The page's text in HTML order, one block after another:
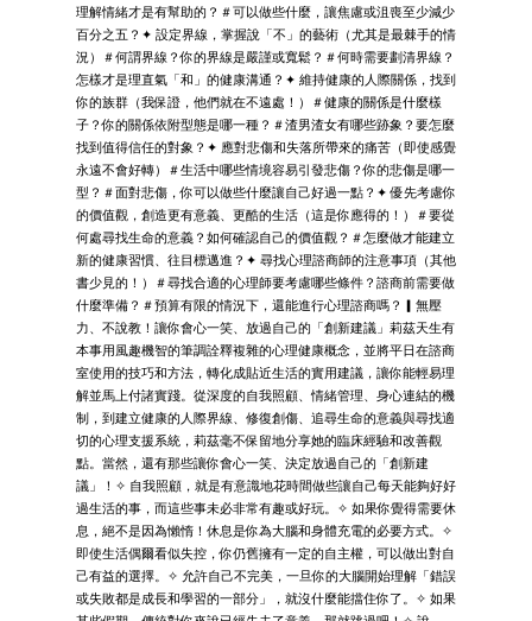
理解情緒才是有幫助的？＃可以做些什麼，讓焦慮或沮喪至少減少
百分之五？✦ 設定界線，掌握說「不」的藝術（尤其是最棘手的情
況）＃何謂界線？你的界線是嚴謹或寬鬆？＃何時需要劃清界線？
怎樣才是理直氣「和」的健康溝通？✦ 維持健康的人際關係，找到
你的族群（我保證，他們就在不遠處！）＃健康的關係是什麼樣
子？你的關係依附型態是哪一種？＃渣男渣女有哪些跡象？要怎麼
找到值得信任的對象？✦ 應對悲傷和失落所帶來的痛苦（即使感覺
永遠不會好轉）＃生活中哪些情境容易引發悲傷？你的悲傷是哪一
型？＃面對悲傷，你可以做些什麼讓自己好過一點？✦ 優先考慮你
的價值觀，創造更有意義、更酷的生活（這是你應得的！）＃要從
何處尋找生命的意義？如何確認自己的價值觀？＃怎麼做才能建立
新的健康習慣、往目標邁進？✦ 尋找心理諮商師的注意事項（其他
書少見的！）＃尋找合適的心理師要考慮哪些條件？諮商前需要做
什麼準備？＃預算有限的情況下，還能進行心理諮商嗎？▎無壓
力、不說教！讓你會心一笑、放過自己的「創新建議」莉茲天生有
本事用風趣機智的筆調詮釋複雜的心理健康概念，並將平日在諮商
室使用的技巧和方法，轉化成貼近生活的實用建議，讓你能輕易理
解並馬上付諸實踐。從深度的自我照顧、情緒管理、身心連結的機
制，到建立健康的人際界線、修復創傷、追尋生命的意義與尋找適
切的心理支援系統，莉茲毫不保留地分享她的臨床經驗和改善觀
點。當然，還有那些讓你會心一笑、決定放過自己的「創新建
議」！✧ 自我照顧，就是有意識地花時間做些讓自己每天能夠好好
過生活的事，而這些事未必非常有趣或好玩。✧ 如果你覺得需要休
息，絕不是因為懶惰！休息是你為大腦和身體充電的必要方式。✧
即使生活偶爾看似失控，你仍舊擁有一定的自主權，可以做出對自
己有益的選擇。✧ 允許自己不完美，一旦你的大腦開始理解「錯誤
或失敗都是成長和學習的一部分」，就沒什麼能擋住你了。✧ 如果